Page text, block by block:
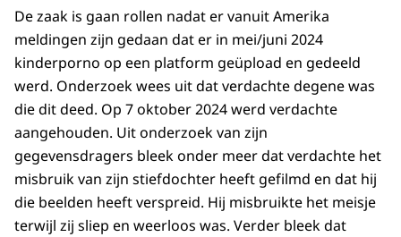
De zaak is gaan rollen nadat er vanuit Amerika
meldingen zijn gedaan dat er in mei/juni 2024
kinderporno op een platform geüpload en gedeeld
werd. Onderzoek wees uit dat verdachte degene was
die dit deed. Op 7 oktober 2024 werd verdachte
aangehouden. Uit onderzoek van zijn
gegevensdragers bleek onder meer dat verdachte het
misbruik van zijn stiefdochter heeft gefilmd en dat hij
die beelden heeft verspreid. Hij misbruikte het meisje
terwijl zij sliep en weerloos was. Verder bleek dat